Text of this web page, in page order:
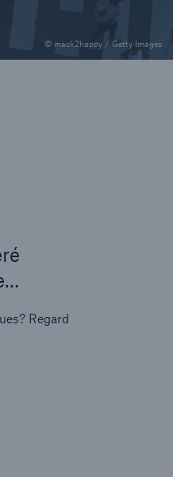
© mack2happy / Getty Images
Regard